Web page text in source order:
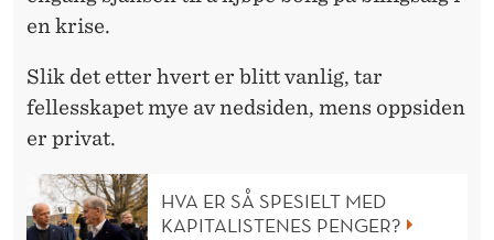
en krise.
Slik det etter hvert er blitt vanlig, tar
fellesskapet mye av nedsiden, mens oppsiden
er privat.
HVA ER SÅ SPESIELT MED
KAPITALISTENES PENGER?